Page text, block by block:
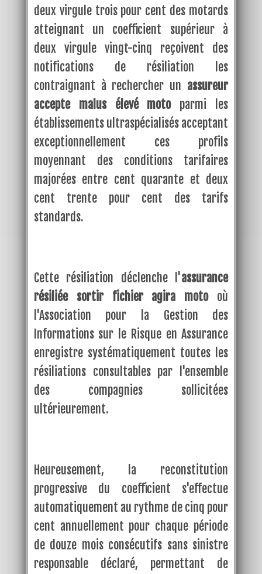
deux virgule trois pour cent des motards
atteignant un coefficient supérieur à
deux virgule vingt-cinq reçoivent des
notifications de résiliation les
contraignant à rechercher un assureur
accepte malus élevé motoparmi les
établissements ultraspécialisés acceptant
exceptionnellement ces profils
moyennant des conditions tarifaires
majorées entre cent quarante et deux
cent trente pour cent des tarifs
standards.
Cette résiliation déclenche l'assurance
résiliée sortir fichier agira motooù
l'Association pour la Gestion des
Informations sur le Risque en Assurance
enregistre systématiquement toutes les
résiliations consultables par l'ensemble
des compagnies sollicitées
ultérieurement.
Heureusement, la reconstitution
progressive du coefficient s'effectue
automatiquement au rythme de cinq pour
cent annuellement pour chaque période
de douze mois consécutifs sans sinistre
responsable déclaré, permettant de